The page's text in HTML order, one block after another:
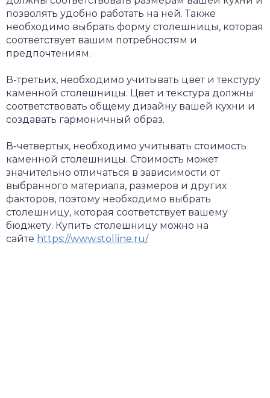
позволять удобно работать на ней. Также
необходимо выбрать форму столешницы, которая
соответствует вашим потребностям и
предпочтениям.
В-третьих, необходимо учитывать цвет и текстуру
каменной столешницы. Цвет и текстура должны
соответствовать общему дизайну вашей кухни и
создавать гармоничный образ.
В-четвертых, необходимо учитывать стоимость
каменной столешницы. Стоимость может
значительно отличаться в зависимости от
выбранного материала, размеров и других
факторов, поэтому необходимо выбрать
столешницу, которая соответствует вашему
бюджету. Купить столешницу можно на
сайте https://www.stolline.ru/